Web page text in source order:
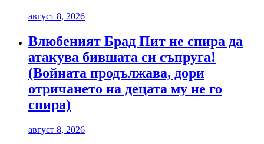
август 8, 2026
Влюбеният Брад Пит не спира да
атакува бившата си съпруга!
(Войната продължава, дори
отричането на децата му не го
спира)
август 8, 2026